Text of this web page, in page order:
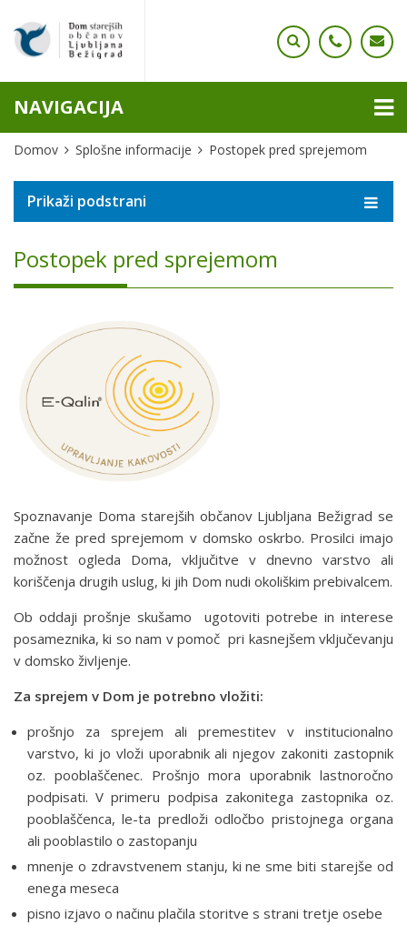
NAVIGACIJA
Domov Splošne informacije Postopek pred sprejemom
Prikaži podstrani
Postopek pred sprejemom
Spoznavanje Doma starejših občanov Ljubljana Bežigrad se
začne že pred sprejemom v domsko oskrbo. Prosilci imajo
možnost ogleda Doma, vključitve v dnevno varstvo ali
koriščenja drugih uslug, ki jih Dom nudi okoliškim prebivalcem.
Ob oddaji prošnje skušamo ugotoviti potrebe in interese
posameznika, ki so nam v pomoč pri kasnejšem vključevanju
v domsko življenje.
Za sprejem v Dom je potrebno vložiti:
prošnjo za sprejem ali premestitev v institucionalno
varstvo, ki jo vloži uporabnik ali njegov zakoniti zastopnik
oz. pooblaščenec. Prošnjo mora uporabnik lastnoročno
podpisati. V primeru podpisa zakonitega zastopnika oz.
pooblaščenca, le-ta predloži odločbo pristojnega organa
ali pooblastilo o zastopanju
mnenje o zdravstvenem stanju, ki ne sme biti starejše od
enega meseca
pisno izjavo o načinu plačila storitve s strani tretje osebe